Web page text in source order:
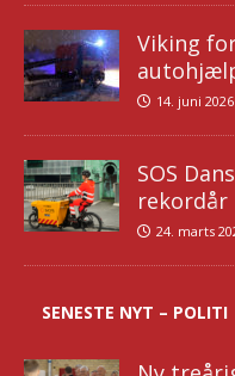
Viking
14. juni 2026
SOS
rekordår
24. marts
SENESTE NYT – POLITI